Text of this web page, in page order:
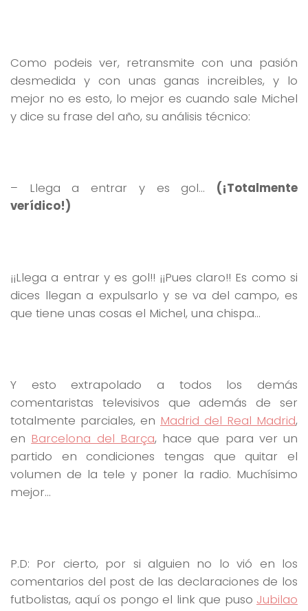
Como podeis ver, retransmite con una pasión
desmedida y con unas ganas increibles, y lo
mejor no es esto, lo mejor es cuando sale Michel
y dice su frase del año, su análisis técnico:
– Llega a entrar y es gol… (¡Totalmente
verídico!)
¡¡Llega a entrar y es gol!! ¡¡Pues claro!! Es como si
dices llegan a expulsarlo y se va del campo, es
que tiene unas cosas el Michel, una chispa…
Y esto extrapolado a todos los demás
comentaristas televisivos que además de ser
totalmente parciales, en Madrid del Real Madrid,
en Barcelona del Barça, hace que para ver un
partido en condiciones tengas que quitar el
volumen de la tele y poner la radio. Muchísimo
mejor…
P.D: Por cierto, por si alguien no lo vió en los
comentarios del post de las declaraciones de los
futbolistas, aquí os pongo el link que puso Jubilao